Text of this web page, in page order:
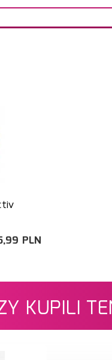
99 PLN
KUPILI